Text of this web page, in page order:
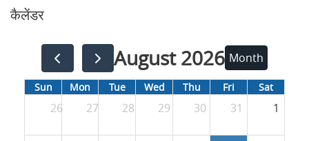
कैलेंडर
August 2026 Month
Sun Mon Tue Wed Thu Fri Sat
26 27 28 29 30 31 1